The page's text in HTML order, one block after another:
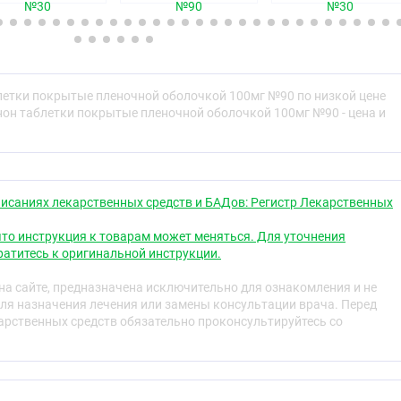
покрытые плёночной оболочкой белого или
группа
антагонист
альдостероновой системы (РААС), а также
звеном развития артериальной гипертензии.
при приёме внутрь селективный антагонист
(тип АТ1). Ангиотензин II избирательно связывается с
№30
№90
№30
покрытые пленочной оболочкой 100мг №90 по низкой цене
таблетки покрытые пленочной оболочкой 100мг №90 - цена и
лекарственных средств и БАДов: Регистр Лекарственных
инструкция к товарам может меняться. Для уточнения
к оригинальной инструкции.
сайте, предназначена исключительно для ознакомления и не
назначения лечения или замены консультации врача. Перед
средств обязательно проконсультируйтесь со